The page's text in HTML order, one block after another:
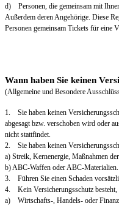
d) Personen, die gemeinsam mit
Außerdem deren Angehörige. Diese
Personen gemeinsam Tickets für eine
Wann haben Sie keinen
(Allgemeine und Besondere
1. Sie haben keinen
abgesagt bzw. verschoben wird oder
nicht stattfindet.
2. Sie haben keinen
a) Streik, Kernenergie, Maßnahmen
b) ABC-Waffen oder ABC-Materialien.
3. Führen Sie einen Schaden
4. Kein Versicherungsschutz besteht,
a) Wirtschafts-, Handels- oder